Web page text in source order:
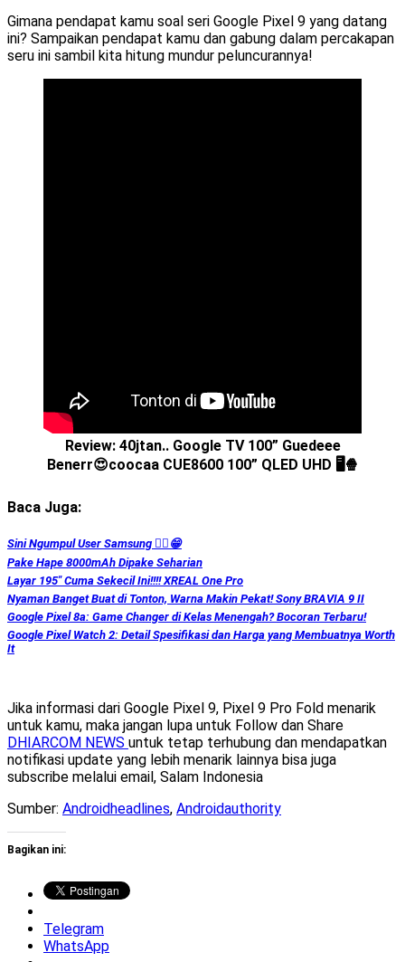
Gimana pendapat kamu soal seri Google Pixel 9 yang datang
ini? Sampaikan pendapat kamu dan gabung dalam percakapan
seru ini sambil kita hitung mundur peluncurannya!
Review: 40jtan.. Google TV 100” Guedeee
Benerr😍coocaa CUE8600 100” QLED UHD 🖥️🍿
Baca Juga:
Sini Ngumpul User Samsung ☝🏻😁
Pake Hape 8000mAh Dipake Seharian
Layar 195″ Cuma Sekecil Ini!!!! XREAL One Pro
Nyaman Banget Buat di Tonton, Warna Makin Pekat! Sony BRAVIA 9 II
Google Pixel 8a: Game Changer di Kelas Menengah? Bocoran Terbaru!
Google Pixel Watch 2: Detail Spesifikasi dan Harga yang Membuatnya Worth
It
Jika informasi dari Google Pixel 9, Pixel 9 Pro Fold menarik
untuk kamu, maka jangan lupa untuk Follow dan Share
DHIARCOM NEWS untuk tetap terhubung dan mendapatkan
notifikasi update yang lebih menarik lainnya bisa juga
subscribe melalui email, Salam Indonesia
Sumber: Androidheadlines, Androidauthority
Bagikan ini:
Telegram
WhatsApp